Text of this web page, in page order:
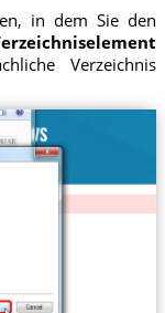
in dem Sie den
Verzeichnis